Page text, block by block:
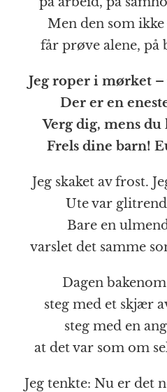
Men den som
får prøve alene, på
Jeg roper i mørket
Der er en
Verg dig, mens
Frels dine barn!
Jeg skaket av frost.
Ute var
Bare en
varslet det samme
Dagen
steg med et skjær
steg med en
at det var som om
Jeg tenkte: Nu er det